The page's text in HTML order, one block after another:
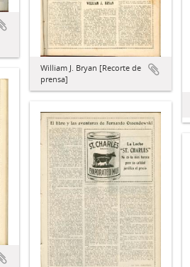
William J. Bryan [Recorte de
prensa]